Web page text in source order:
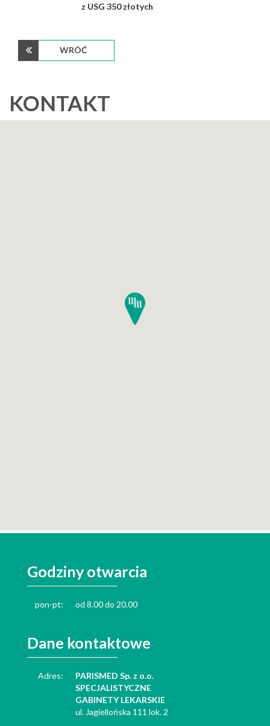
z USG 350 złotych
WRÓĆ
KONTAKT
Godziny otwarcia
pon-pt: od 8.00 do 20.00
Dane kontaktowe
Adres:
PARISMED Sp. z o.o.
SPECJALISTYCZNE
GABINETY LEKARSKIE
ul. Jagiellońska 111 lok. 2